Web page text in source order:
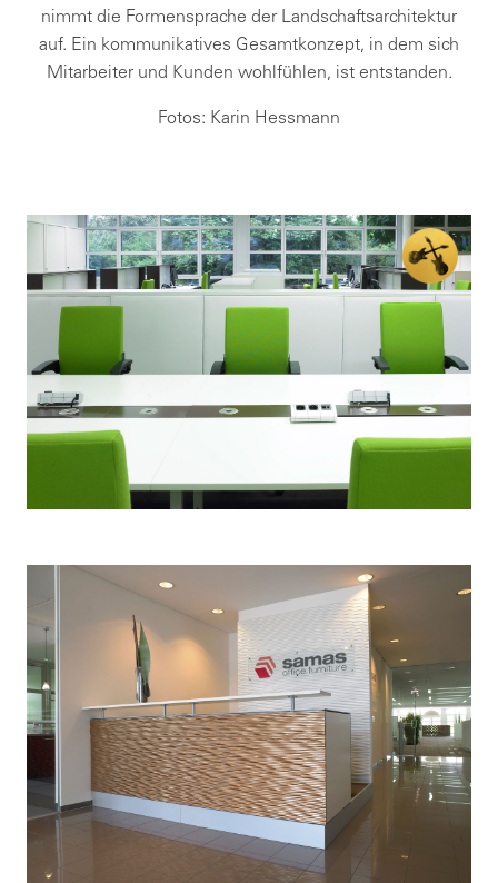
nimmt die Formensprache der Landschaftsarchitektur
auf. Ein kommunikatives Gesamtkonzept, in dem sich
Mitarbeiter und Kunden wohlfühlen, ist entstanden.
Fotos: Karin Hessmann